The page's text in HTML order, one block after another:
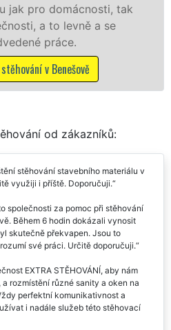
Benešov se zárukou
sítě EXTRA STĚHOVÁNÍ.
stěhovací služby NON-STOP
víkendů a svátků bez příplatků.
zájem o stěhovací služby v
od zákazníků:
stěhování stavebního materiálu v
společnosti za pomoc při stěhování
Během 6 hodin dokázali vynosit
skutečně překvapen. Jsou to
EXTRA STĚHOVÁNÍ, aby nám
rozmístění různé sanity a oken na
perfektní komunikativnost a
i nadále služeb této stěhovací